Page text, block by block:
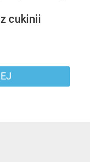
cukinii